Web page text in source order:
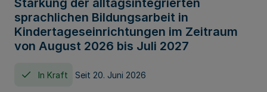
Stärkung der alltagsintegrierten
sprachlichen Bildungsarbeit in
Kindertageseinrichtungen im Zeitraum
von August 2026 bis Juli 2027
In Kraft Seit 20. Juni 2026